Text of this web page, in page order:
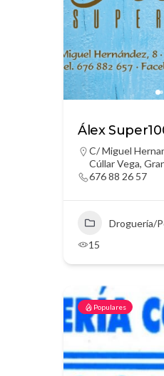
Álex
C/ Miguel
Cúllar Vega,
676 88 26 57
Droguería/
15
Populares